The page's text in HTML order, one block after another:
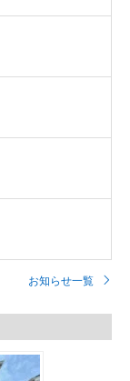
お知らせ一覧